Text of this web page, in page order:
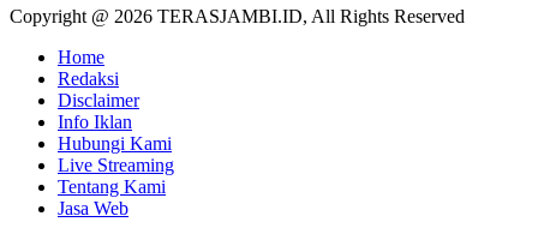
Copyright @ 2026 TERASJAMBI.ID, All Rights Reserved
Home
Redaksi
Disclaimer
Info Iklan
Hubungi Kami
Live Streaming
Tentang Kami
Jasa Web